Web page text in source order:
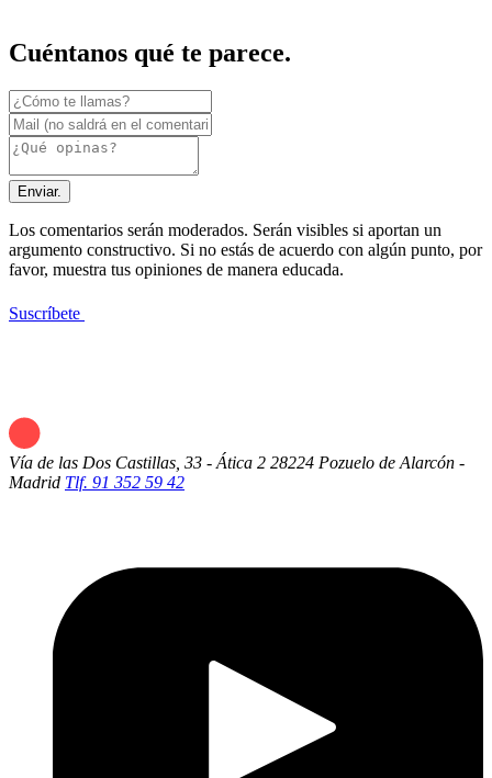
Cuéntanos qué te parece.
Enviar.
Los comentarios serán moderados. Serán visibles si aportan un
argumento constructivo. Si no estás de acuerdo con algún punto, por
favor, muestra tus opiniones de manera educada.
Suscríbete
Vía de las Dos Castillas, 33 - Ática 2 28224 Pozuelo de Alarcón -
Madrid Tlf. 91 352 59 42